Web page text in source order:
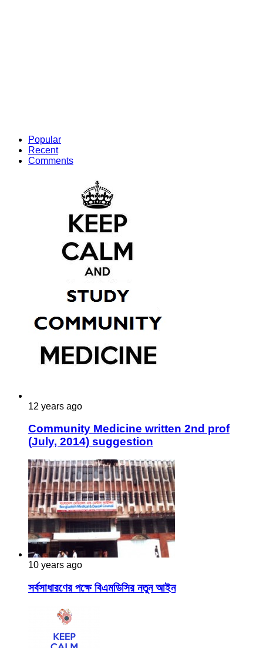
Popular
Recent
Comments
12 years ago
Community Medicine written 2nd prof
(July, 2014) suggestion
10 years ago
সর্বসাধারণের পক্ষে বিএমডিসির নতুন আইন